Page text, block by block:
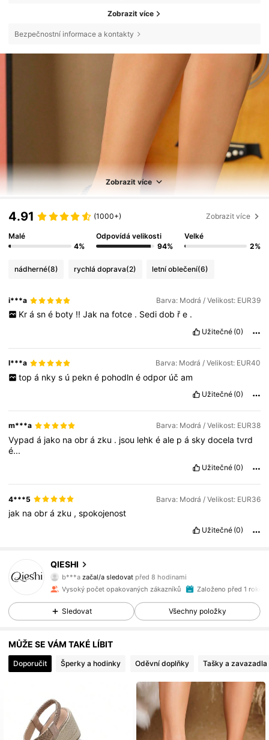
Zobrazit více
Bezpečnostní informace a kontakty
Zobrazit více
4.91 (1000+) Zobrazit více
Malé
4%
Odpovídá velikosti
94%
Velké
2%
nádherné(8) rychlá doprava(2) letní oblečení(6)
i***a Barva: Modrá / Velikost: EUR39
Kr á sn é boty !! Jak na fotce . Sedi dob ř e .
Užitečné (0)
l***a Barva: Modrá / Velikost: EUR40
top á nky s ú pekn é pohodln é odpor úč am
Užitečné (0)
m***a Barva: Modrá / Velikost: EUR38
Vypadá jako naobrá zku . jsou lehkéale páskydocelatvrd
é...
Užitečné (0)
4***5 Barva: Modrá / Velikost: EUR36
jak naobrá zku ,spokojenost
Užitečné (0)
QIESHI
b***a začal/a sledovat
j***eprochází
4.91
1.8K Sledující
4.91 1.8K Sledující
4.91
Vysoký počet opakovaných zákazníků Založeno před 1 rokem
Sledovat Všechny položky
MŮŽE SE VÁM TAKÉ LÍBIT
Doporučit Šperky a hodinky Oděvní doplňky Tašky a zavazadla